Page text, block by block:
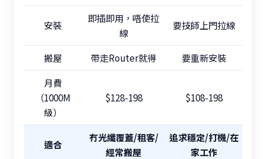
安裝
即插即用，唔使拉
線
要技師上門拉線
搬屋 帶走Router就得
要重新安裝
月費
（1000M
級）
$128-198 $108-198
適合
冇光纖覆蓋/租客/
經常搬屋
追求穩定/打機/在
家工作